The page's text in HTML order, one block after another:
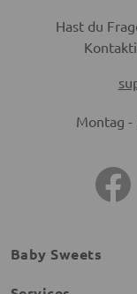
Hast du
Montag -
Baby Sweets